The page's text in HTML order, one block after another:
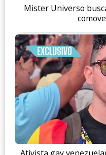
Mister Universo